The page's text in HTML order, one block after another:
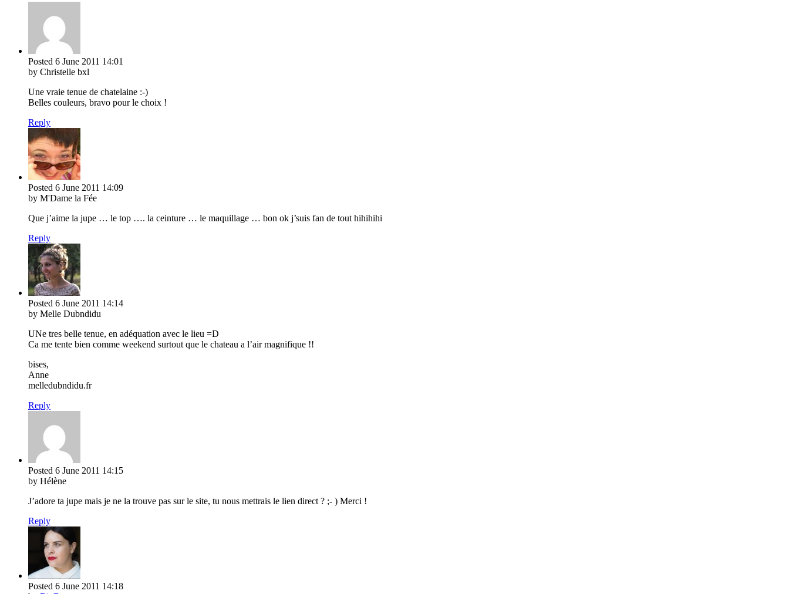
Posted 6 June 2011 14:01
by Christelle bxl
Une vraie tenue de chatelaine :-)
Belles couleurs, bravo pour le choix !
Reply
Posted 6 June 2011 14:09
by M'Dame la Fée
Que j’aime la jupe … le top …. la ceinture … le maquillage … bon ok j’suis fan de tout hihihihi
Reply
Posted 6 June 2011 14:14
by Melle Dubndidu
UNe tres belle tenue, en adéquation avec le lieu =D
Ca me tente bien comme weekend surtout que le chateau a l’air magnifique !!
bises,
Anne
melledubndidu.fr
Reply
Posted 6 June 2011 14:15
by Hélène
J’adore ta jupe mais je ne la trouve pas sur le site, tu nous mettrais le lien direct ? ;- ) Merci !
Reply
Posted 6 June 2011 14:18